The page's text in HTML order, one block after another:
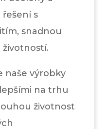
s
snadnou
naše výrobky
na trhu
životnost